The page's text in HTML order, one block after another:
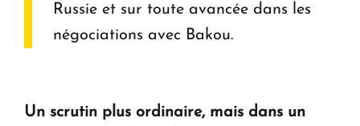
Russie et sur toute avancée dans les
négociations avec Bakou.
Un scrutin plus ordinaire, mais dans un